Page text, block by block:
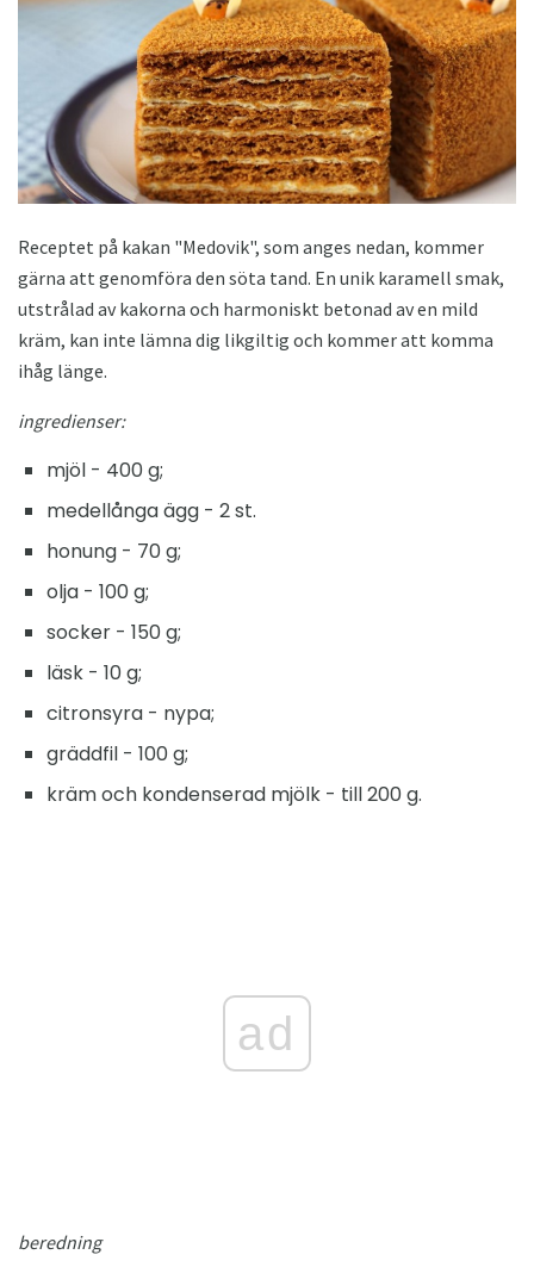
Receptet på kakan "Medovik", som anges nedan, kommer
gärna att genomföra den söta tand. En unik karamell smak,
utstrålad av kakorna och harmoniskt betonad av en mild
kräm, kan inte lämna dig likgiltig och kommer att komma
ihåg länge.
ingredienser:
mjöl - 400 g;
medellånga ägg - 2 st.
honung - 70 g;
olja - 100 g;
socker - 150 g;
läsk - 10 g;
citronsyra - nypa;
gräddfil - 100 g;
kräm och kondenserad mjölk - till 200 g.
ad
beredning